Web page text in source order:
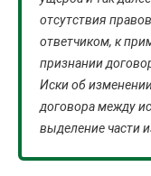
отсутствия
ответчиком, к
признании
Иски об
договора между
выделение части